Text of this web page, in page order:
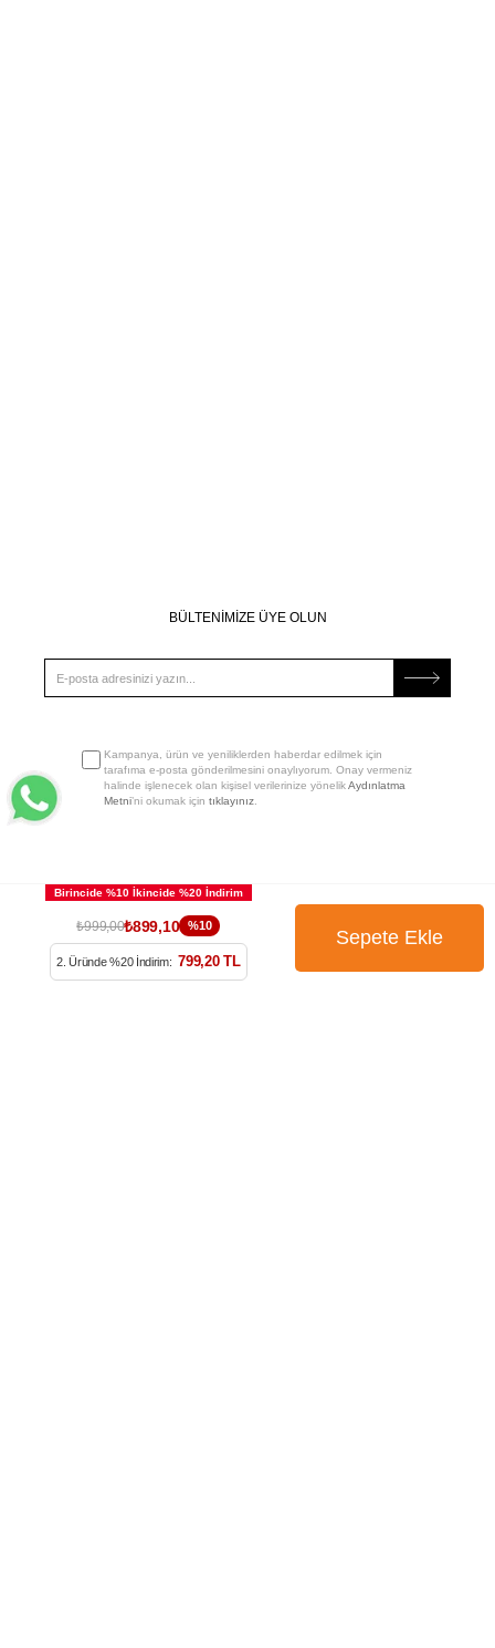
₺999,00₺899,10 %10
2. Üründe %20 İndirim: 799,20 TL
BÜLTENİMİZE ÜYE OLUN
Kampanya, ürün ve yeniliklerden haberdar edilmek için
tarafıma e-posta gönderilmesini onaylıyorum. Onay vermeniz
halinde işlenecek olan kişisel verilerinize yönelikAydınlatma
Metni’ni okumak için tıklayınız.